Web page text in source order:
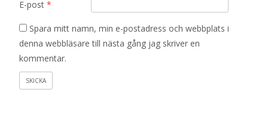
E-post *
Spara mitt namn, min e-postadress och webbplats i
denna webbläsare till nästa gång jag skriver en
kommentar.